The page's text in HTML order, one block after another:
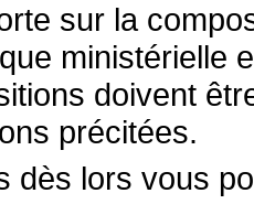
sur la
ministérielle
doivent
précitées.
dès lors vous